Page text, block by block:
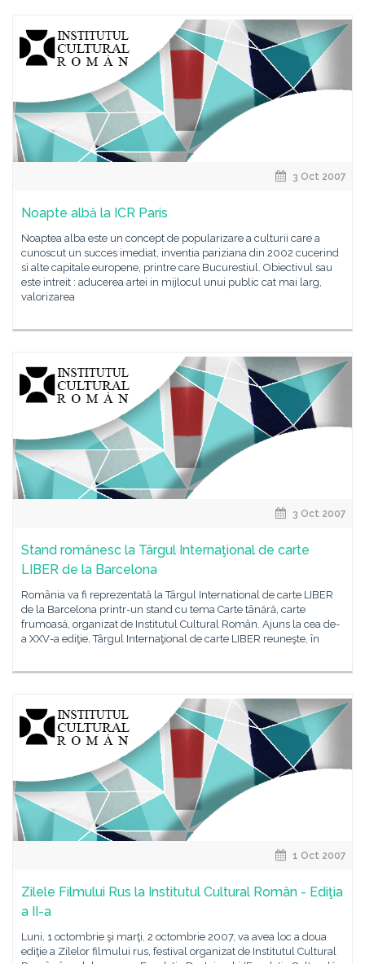
3 Oct 2007
Noapte albă la ICR Paris
Noaptea alba este un concept de popularizare a culturii care a
cunoscut un succes imediat, inventia pariziana din 2002 cucerind
si alte capitale europene, printre care Bucurestiul. Obiectivul sau
este intreit : aducerea artei in mijlocul unui public cat mai larg,
valorizarea
3 Oct 2007
Stand românesc la Târgul Internaţional de carte
LIBER de la Barcelona
România va fi reprezentată la Târgul International de carte LIBER
de la Barcelona printr-un stand cu tema Carte tânără, carte
frumoasă, organizat de Institutul Cultural Român. Ajuns la cea de-
a XXV-a ediţie, Târgul Internaţional de carte LIBER reuneşte, în
1 Oct 2007
Zilele Filmului Rus la Institutul Cultural Român - Ediţia
a II-a
Luni, 1 octombrie şi marţi, 2 octombrie 2007, va avea loc a doua
ediţie a Zilelor filmului rus, festival organizat de Institutul Cultural